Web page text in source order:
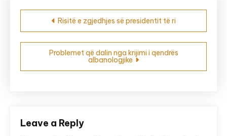
Post
navigation
Risitë e zgjedhjes së presidentit të ri
Problemet që dalin nga krijimi i qendrës
albanologjike
Leave a Reply